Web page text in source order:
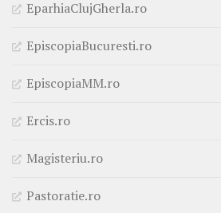
EparhiaClujGherla.ro
EpiscopiaBucuresti.ro
EpiscopiaMM.ro
Ercis.ro
Magisteriu.ro
Pastoratie.ro